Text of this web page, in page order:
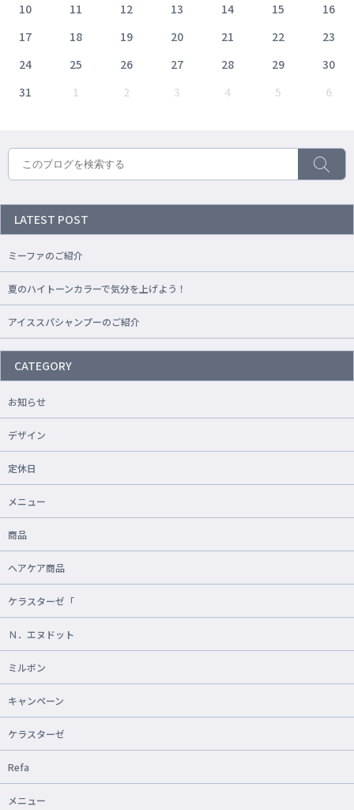
10
11 12 13 14 15
16
17
18 19 20 21 22
23
24
25 26 27 28 29
30
31
1 2 3 4 5 6
LATEST POST
ミーファのご紹介
夏のハイトーンカラーで気分を上げよう！
アイススパシャンプーのご紹介
CATEGORY
お知らせ
デザイン
定休日
メニュー
商品
ヘアケア商品
ケラスターゼ「
Ｎ．エヌドット
ミルボン
キャンペーン
ケラスターゼ
Refa
メニュー